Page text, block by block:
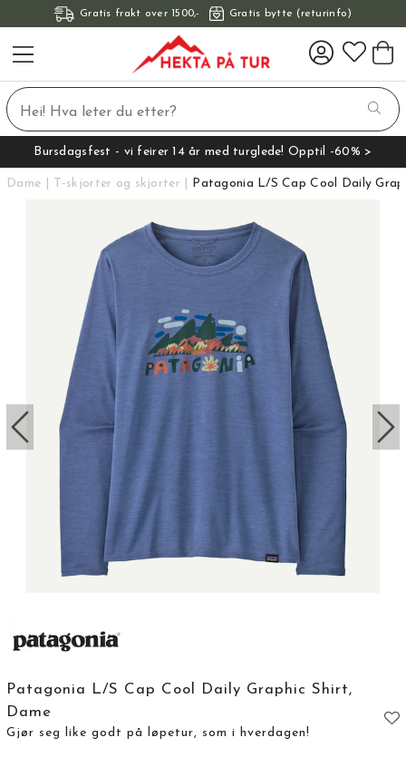
Gratis frakt over 1500,- Gratis bytte (returinfo)
Bursdagsfest - vi feirer 14 år med turglede! Opptil -60% >
Dame T-skjorter og skjorter Patagonia L/S Cap Cool Daily
Patagonia L/S Cap Cool Daily Graphic Shirt,
Dame
Gjør seg like godt på løpetur, som i hverdagen!